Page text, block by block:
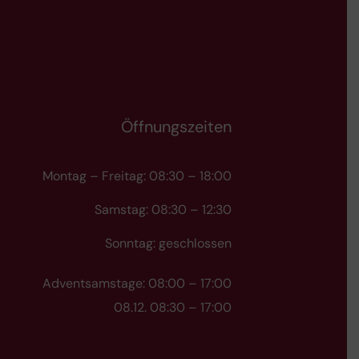
Öffnungszeiten
Montag – Freitag: 08:30 – 18:00
Samstag: 08:30 – 12:30
Sonntag: geschlossen
Adventsamstage: 08:00 – 17:00
08.12. 08:30 – 17:00